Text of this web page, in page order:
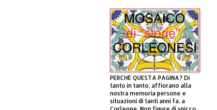
PERCHÈ QUESTA PAGINA? Di
tanto in tanto, affiorano alla
nostra memoria persone e
situazioni di tanti anni fa, a